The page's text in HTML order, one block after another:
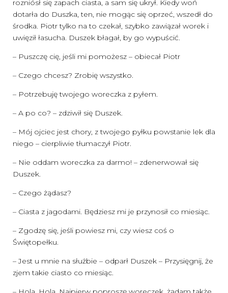
rozniósł się zapach ciasta, a sam się ukrył. Kiedy woń
dotarła do Duszka, ten, nie mogąc się oprzeć, wszedł do
środka. Piotr tylko na to czekał, szybko zawiązał worek i
uwięził łasucha. Duszek błagał, by go wypuścić.
– Puszczę cię, jeśli mi pomożesz – obiecał Piotr
– Czego chcesz? Zrobię wszystko.
– Potrzebuję twojego woreczka z pyłem.
– A po co? – zdziwił się Duszek.
– Mój ojciec jest chory, z twojego pyłku powstanie lek dla
niego – cierpliwie tłumaczył Piotr.
– Nie oddam woreczka za darmo! – zdenerwował się
Duszek.
– Czego żądasz?
– Ciasta z jagodami. Będziesz mi je przynosił co miesiąc.
– Zgodzę się, jeśli powiesz mi, czy wiesz coś o
Świętopełku.
– Jest u mnie na służbie – odparł Duszek – Przysięgnij, że
zjem takie ciasto co miesiąc.